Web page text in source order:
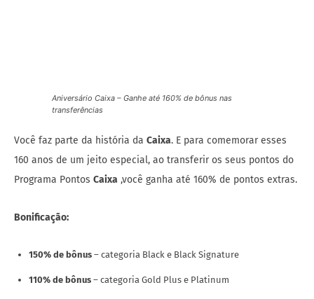
Aniversário Caixa – Ganhe até 160% de bônus nas
transferências
Você faz parte da história da Caixa. E para comemorar esses
160 anos de um jeito especial, ao transferir os seus pontos do
Programa Pontos Caixa ,você ganha até 160% de pontos extras.
Bonificação:
150% de bônus – categoria Black e Black Signature
110% de bônus – categoria Gold Plus e Platinum